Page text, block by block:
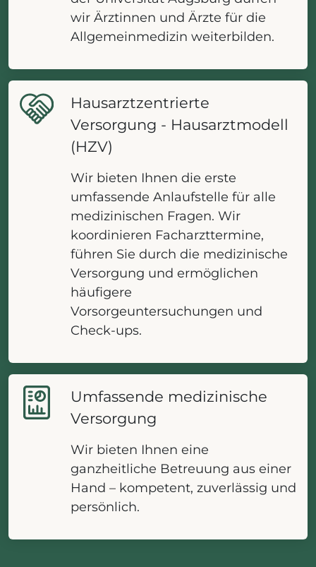
wir Ärztinnen und Ärzte für die
Allgemeinmedizin weiterbilden.
Hausarztzentrierte
Versorgung - Hausarztmodell
(HZV)
Wir bieten Ihnen die erste
umfassende Anlaufstelle für alle
medizinischen Fragen. Wir
koordinieren Facharzttermine,
führen Sie durch die medizinische
Versorgung und ermöglichen
häufigere
Vorsorgeuntersuchungen und
Check-ups.
Umfassende medizinische
Versorgung
Wir bieten Ihnen eine
ganzheitliche Betreuung aus einer
Hand – kompetent, zuverlässig und
persönlich.